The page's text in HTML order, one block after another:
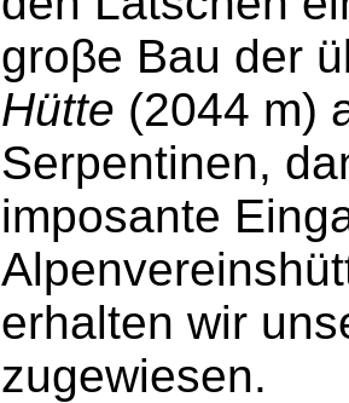
groβe Bau der
Hütte (2044 m)
Serpentinen,
imposante
erhalten wir
zugewiesen.